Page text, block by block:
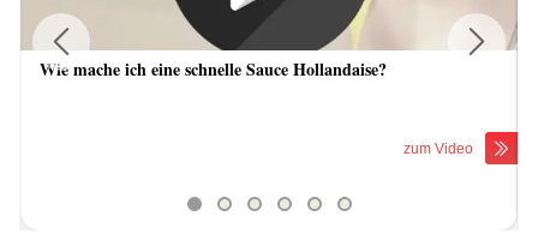
Wie mache ich eine schnelle Sauce Hollandaise?
zum Video
Previous